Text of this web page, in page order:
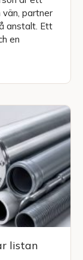
partner
anstalt. Ett
en
listan